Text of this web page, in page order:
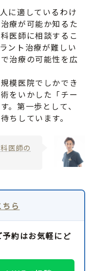
に適しているわけ
療が可能か知るた
医師に相談するこ
ント治療が難しい
治療の可能性を広
模医院でしかでき
をいかした「チー
。第一歩として、
ちしています。
医師の
ら
約はお気軽にど